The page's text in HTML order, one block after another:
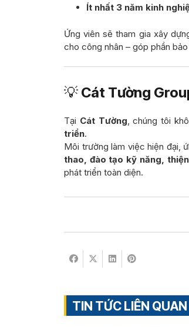
Ít nhất 3 năm kinh
Ứng viên sẽ tham gia xây
cho công nhân – góp phần
💡 Cát Tường
Tại Cát Tường , chúng tôi
triển.
Môi trường làm việc hiện đại,
thao, đào tạo kỹ năng,
phát triển toàn diện.
TIN TỨC LIÊN QUAN